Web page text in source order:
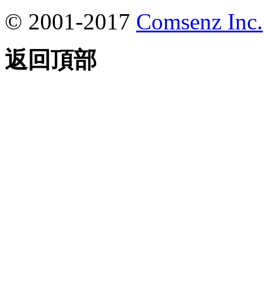
© 2001-2017 Comsenz Inc.
返回頂部